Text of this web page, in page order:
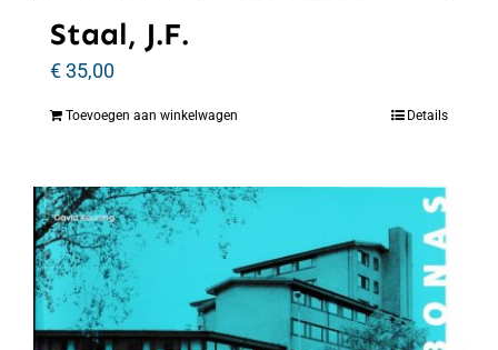
Staal, J.F.
€35,00
Toevoegen aan winkelwagen Details